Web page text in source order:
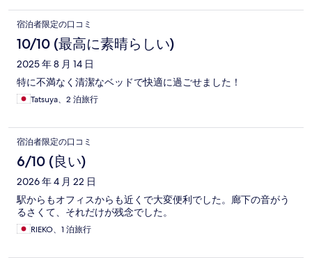
宿泊者限定の口コミ
10/10 (最高に素晴らしい)
2025 年 8 月 14 日
特に不満なく清潔なベッドで快適に過ごせました！
Tatsuya、2 泊旅行
宿泊者限定の口コミ
6/10 (良い)
2026 年 4 月 22 日
駅からもオフィスからも近くで大変便利でした。廊下の音がう
るさくて、それだけが残念でした。
RIEKO、1 泊旅行